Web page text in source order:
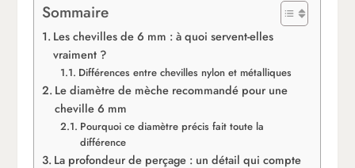
Sommaire
Les chevilles de 6 mm : à quoi servent-elles
vraiment ?
Différences entre chevilles nylon et métalliques
Le diamètre de mèche recommandé pour une
cheville 6 mm
Pourquoi ce diamètre précis fait toute la
différence
La profondeur de perçage : un détail qui compte